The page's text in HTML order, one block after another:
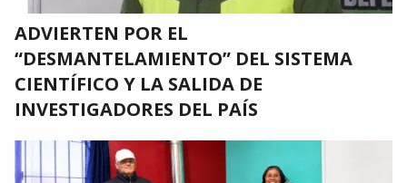
ADVIERTEN POR EL
“DESMANTELAMIENTO” DEL SISTEMA
CIENTÍFICO Y LA SALIDA DE
INVESTIGADORES DEL PAÍS